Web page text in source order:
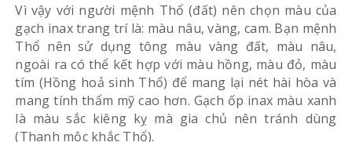
Vì vậy với người mệnh Thổ (đất) nên chọn màu của
gạch inax trang trí là: màu nâu, vàng, cam. Bạn mệnh
Thổ nên sử dụng tông màu vàng đất, màu nâu,
ngoài ra có thể kết hợp với màu hồng, màu đỏ, màu
tím (Hồng hoả sinh Thổ) để mang lại nét hài hòa và
mang tính thẩm mỹ cao hơn. Gạch ốp inax màu xanh
là màu sắc kiêng kỵ mà gia chủ nên tránh dùng
(Thanh mộc khắc Thổ).